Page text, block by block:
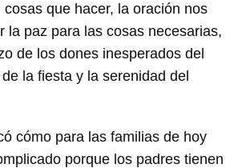
que hacer, la oración nos
la paz para las cosas necesarias,
de los dones inesperados del
la fiesta y la serenidad del
cómo para las familias de hoy
porque los padres tienen